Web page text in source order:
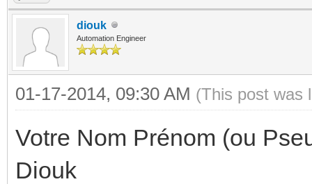
diouk
Automation Engineer
01-17-2014, 09:30 AM (This post was
Votre Nom Prénom (ou
Diouk